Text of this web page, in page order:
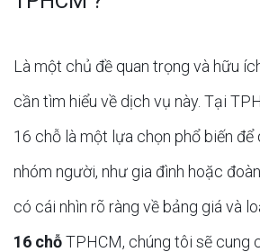
Là một chủ đề quan trọng và hữu
cần tìm hiểu về dịch vụ này. Tại
16 chỗ là một lựa chọn phổ biến để
nhóm người, như gia đình hoặc
có cái nhìn rõ ràng về bảng giá và
16 chỗTPHCM, chúng tôi sẽ cung